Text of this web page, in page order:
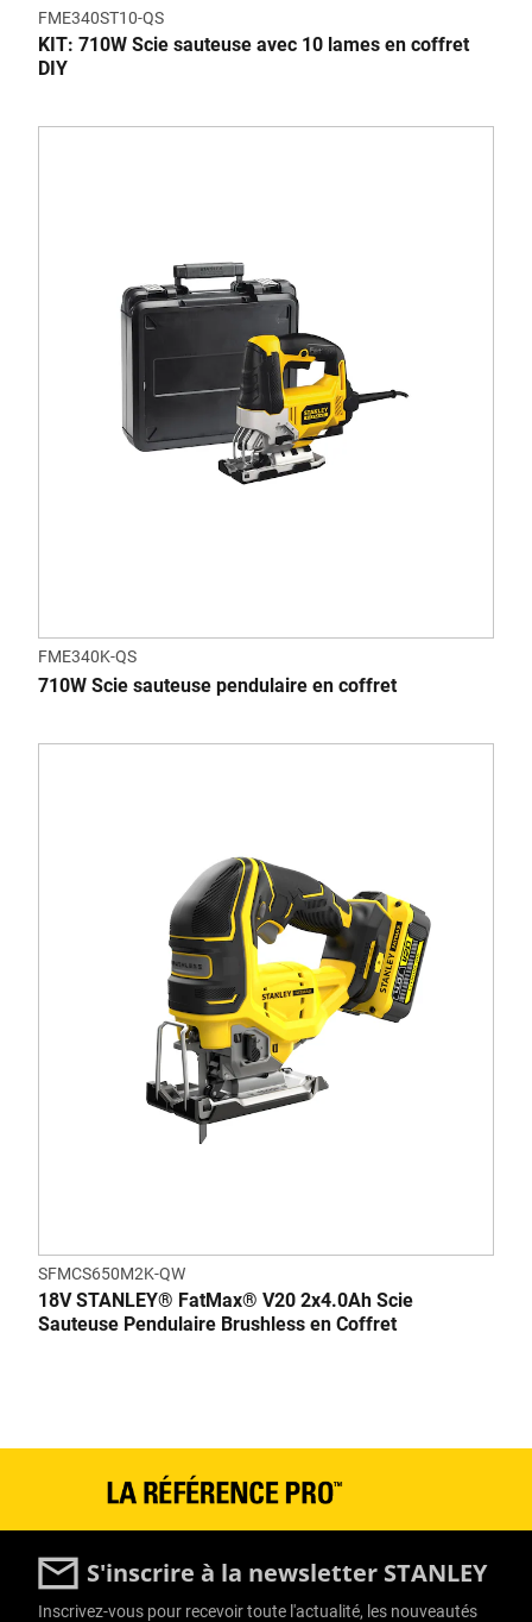
FME340ST10-QS
KIT: 710W Scie sauteuse avec 10 lames en coffret
DIY
FME340K-QS
710W Scie sauteuse pendulaire en coffret
SFMCS650M2K-QW
18V STANLEY® FatMax® V20 2x4.0Ah Scie
Sauteuse Pendulaire Brushless en Coffret
S'inscrire à la newsletter STANLEY
Inscrivez-vous pour recevoir toute l'actualité, les nouveautés